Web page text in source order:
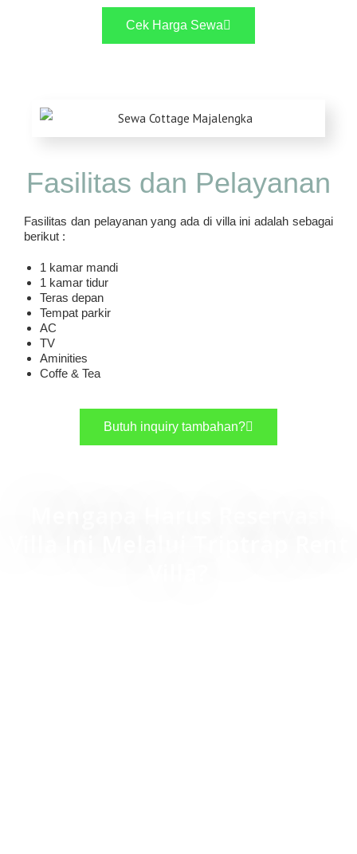
Cek Harga Sewa
Fasilitas dan Pelayanan
Fasilitas dan pelayanan yang ada di villa ini adalah sebagai
berikut :
1 kamar mandi
1 kamar tidur
Teras depan
Tempat parkir
AC
TV
Aminities
Coffe & Tea
Butuh inquiry tambahan?